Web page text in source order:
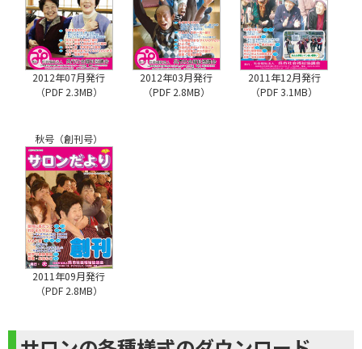
2012年07月発行
（PDF 2.3MB）
2012年03月発行
（PDF 2.8MB）
2011年12月発行
（PDF 3.1MB）
秋号（創刊号）
2011年09月発行
（PDF 2.8MB）